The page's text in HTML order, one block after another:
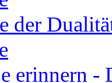
der
erinnern -